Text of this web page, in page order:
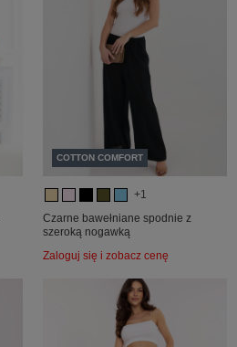
COTTON COMFORT
+1
Czarne bawełniane spodnie z
szeroką nogawką
Zaloguj się i zobacz cenę